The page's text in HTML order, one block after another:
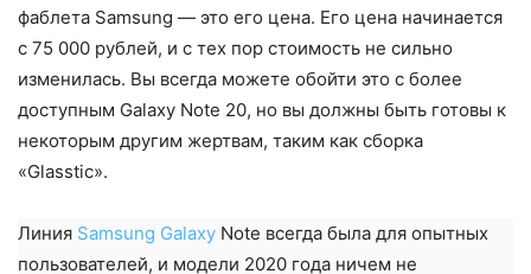
фаблета Samsung — это его цена. Его цена начинается
с 75 000 рублей, и с тех пор стоимость не сильно
изменилась. Вы всегда можете обойти это с более
доступным Galaxy Note 20, но вы должны быть готовы к
некоторым другим жертвам, таким как сборка
«Glasstic».
Линия Samsung Galaxy Note всегда была для опытных
пользователей, и модели 2020 года ничем не